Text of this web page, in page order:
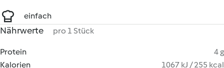
einfach
Nährwerte pro 1 Stück
Protein
4 g
Kalorien
1067 kJ / 255 kcal